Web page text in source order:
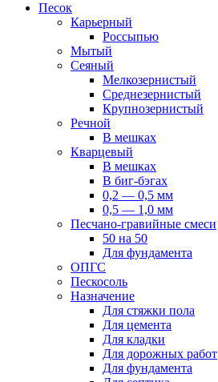
Песок
Карьерный
Россыпью
Мытый
Сеяный
Мелкозернистый
Среднезернистый
Крупнозернистый
Речной
В мешках
Кварцевый
В мешках
В биг-бэгах
0,2 — 0,5 мм
0,5 — 1,0 мм
Песчано-гравийные смеси
50 на 50
Для фундамента
ОПГС
Пескосоль
Назначение
Для стяжки пола
Для цемента
Для кладки
Для дорожных работ
Для фундамента